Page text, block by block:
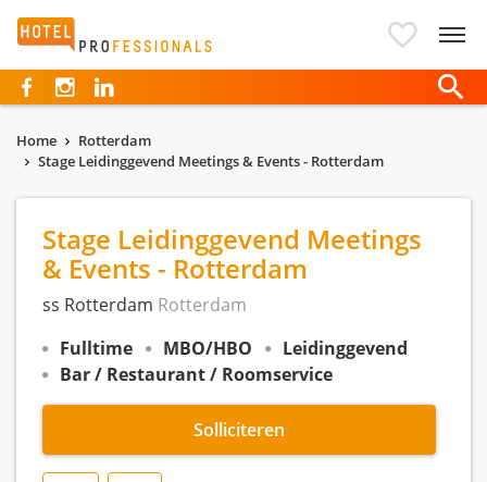
Hotelprofessionals
Home
Rotterdam
Stage Leidinggevend Meetings & Events - Rotterdam
Stage Leidinggevend Meetings
& Events - Rotterdam
ss Rotterdam Rotterdam
Fulltime
MBO/HBO
Leidinggevend
Bar / Restaurant / Roomservice
Solliciteren